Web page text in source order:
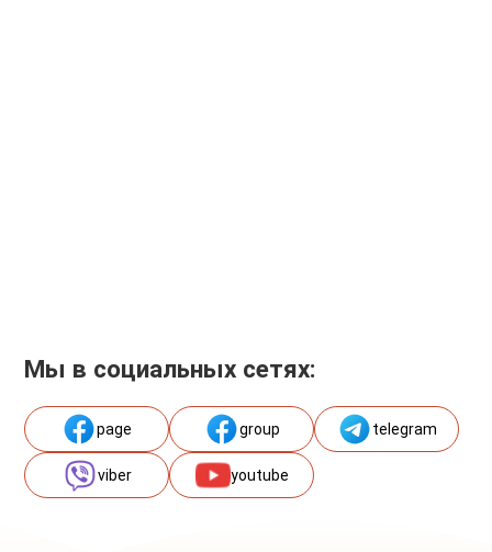
Мы в социальных сетях:
page group telegram
viber youtube